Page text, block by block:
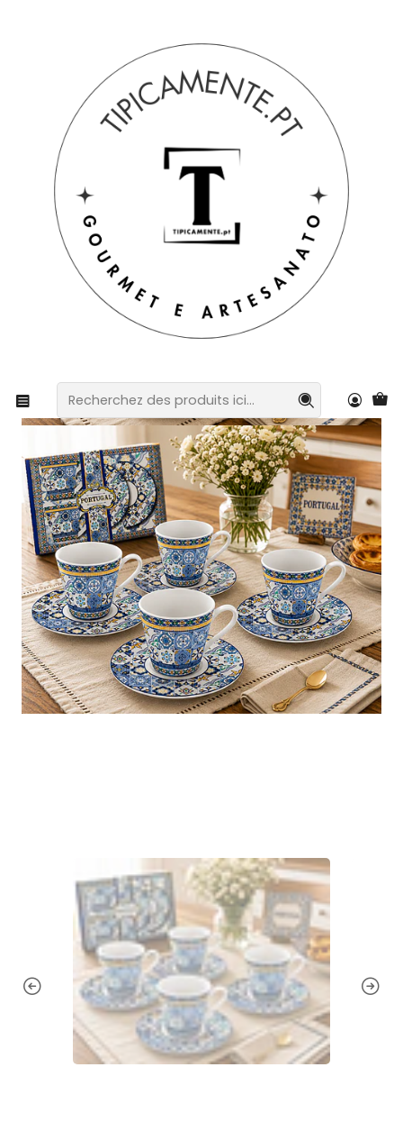
Suggestions de cadeaux
Suggestions de cadeaux
Ensemble de 2 tasses à café avec soucoupes -